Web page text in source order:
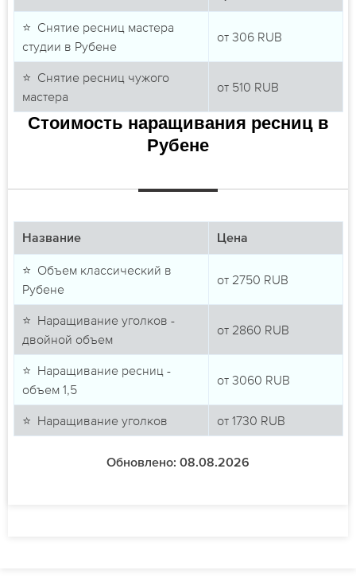
⭐ Снятие ресниц мастера
студии в Рубене
от 306 RUB
⭐ Снятие ресниц чужого
мастера
от 510 RUB
Стоимость наращивания ресниц в
Рубене
Название Цена
⭐ Объем классический в
Рубене
от 2750 RUB
⭐ Наращивание уголков -
двойной объем
от 2860 RUB
⭐ Наращивание ресниц -
объем 1,5
от 3060 RUB
⭐ Наращивание уголков от 1730 RUB
Обновлено: 08.08.2026